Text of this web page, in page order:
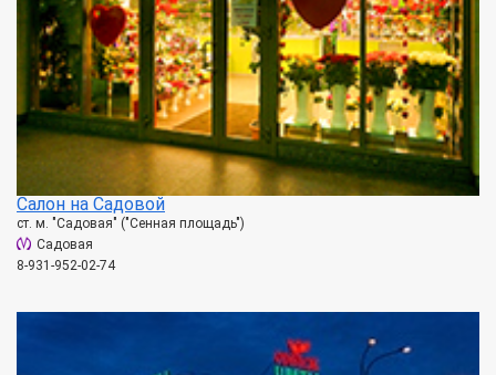
Салон на Садовой
ст. м. "Садовая" ("Сенная площадь")
Садовая
8-931-952-02-74